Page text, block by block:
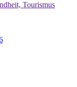
Tourismus